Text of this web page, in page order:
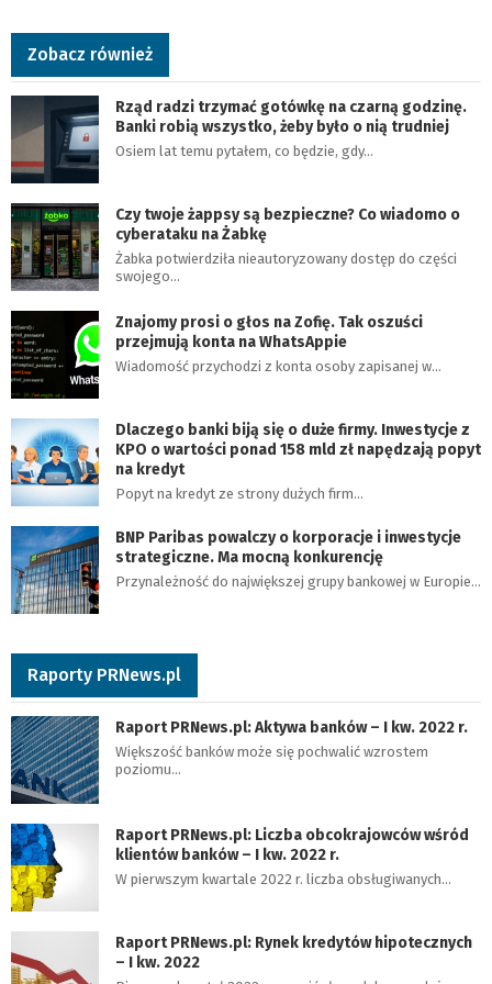
Zobacz również
Rząd radzi trzymać gotówkę na czarną godzinę.
Banki robią wszystko, żeby było o nią trudniej
Osiem lat temu pytałem, co będzie, gdy…
Czy twoje żappsy są bezpieczne? Co wiadomo o
cyberataku na Żabkę
Żabka potwierdziła nieautoryzowany dostęp do części
swojego…
Znajomy prosi o głos na Zofię. Tak oszuści
przejmują konta na WhatsAppie
Wiadomość przychodzi z konta osoby zapisanej w…
Dlaczego banki biją się o duże firmy. Inwestycje z
KPO o wartości ponad 158 mld zł napędzają popyt
na kredyt
Popyt na kredyt ze strony dużych firm…
BNP Paribas powalczy o korporacje i inwestycje
strategiczne. Ma mocną konkurencję
Przynależność do największej grupy bankowej w Europie…
Raporty PRNews.pl
Raport PRNews.pl: Aktywa banków – I kw. 2022 r.
Większość banków może się pochwalić wzrostem
poziomu…
Raport PRNews.pl: Liczba obcokrajowców wśród
klientów banków – I kw. 2022 r.
W pierwszym kwartale 2022 r. liczba obsługiwanych…
Raport PRNews.pl: Rynek kredytów hipotecznych
– I kw. 2022